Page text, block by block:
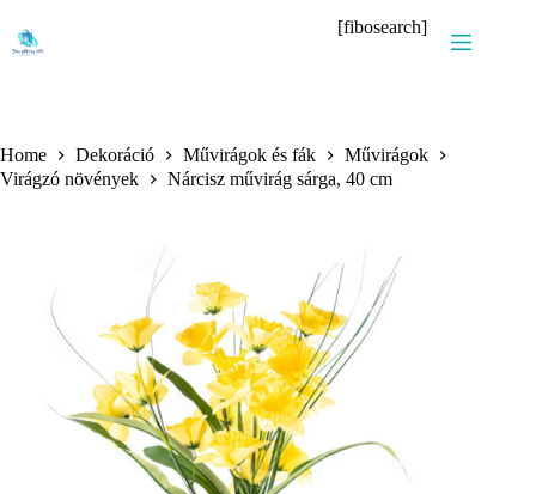
content
[fibosearch]
Home Dekoráció Művirágok és fák
Művirágok
Virágzó növények
Nárcisz művirág sárga, 40 cm